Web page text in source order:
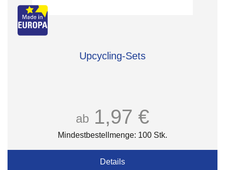
Upcycling-Sets
ab 1,97 €
Mindestbestellmenge: 100 Stk.
Details